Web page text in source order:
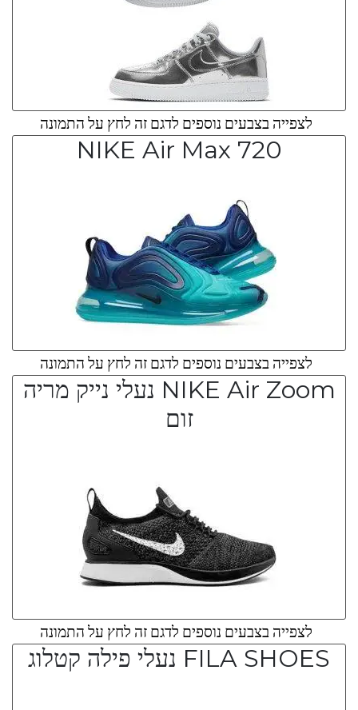
לצפייה בצבעים נוספים לדגם זה לחץ על התמונה
NIKE Air Max 720
לצפייה בצבעים נוספים לדגם זה לחץ על התמונה
NIKE Air Zoom נעלי נייק מריה
זום
לצפייה בצבעים נוספים לדגם זה לחץ על התמונה
FILA SHOES נעלי פילה קטלוג